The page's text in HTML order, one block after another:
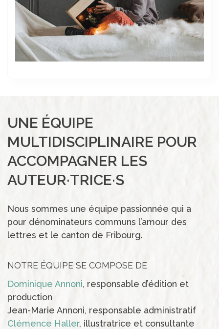
UNE ÉQUIPE
MULTIDISCIPLINAIRE POUR
ACCOMPAGNER LES
AUTEUR·TRICE·S
Nous sommes une équipe passionnée qui a
pour dénominateurs communs l’amour des
lettres et le canton de Fribourg.
NOTRE ÉQUIPE SE COMPOSE DE
Dominique Annoni, responsable d’édition et
production
Jean-Marie Annoni, responsable administratif
Clémence Haller, illustratrice et consultante